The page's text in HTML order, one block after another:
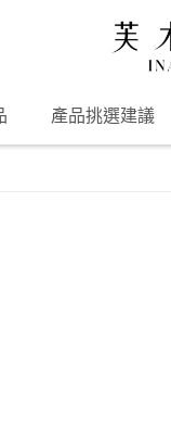
產品挑選建議